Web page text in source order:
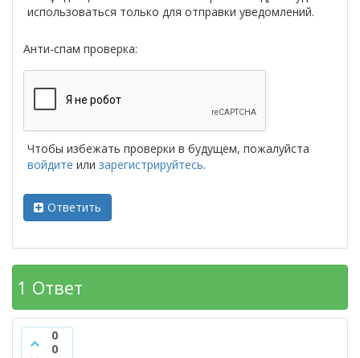
использоваться только для отправки уведомлений.
Анти-спам проверка:
Чтобы избежать проверки в будущем, пожалуйста
войдите или зарегистрируйтесь.
Ответить
1 Ответ
0
0